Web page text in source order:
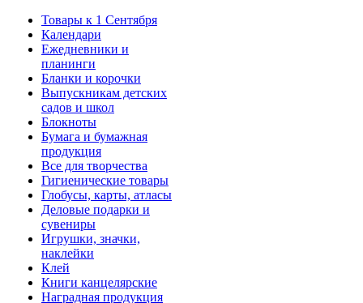
Товары к 1 Сентября
Календари
Ежедневники и
планинги
Бланки и корочки
Выпускникам детских
садов и школ
Блокноты
Бумага и бумажная
продукция
Все для творчества
Гигиенические товары
Глобусы, карты, атласы
Деловые подарки и
сувениры
Игрушки, значки,
наклейки
Клей
Книги канцелярские
Наградная продукция